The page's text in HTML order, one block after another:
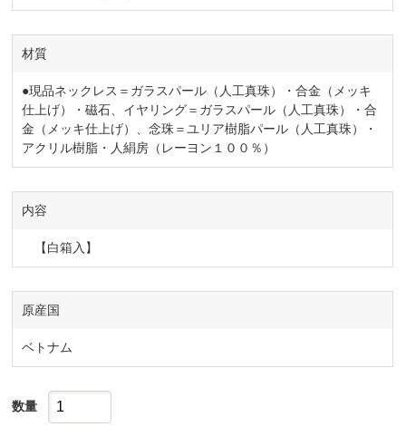
材質
●現品ネックレス＝ガラスパール（人工真珠）・合金（メッキ
仕上げ）・磁石、イヤリング＝ガラスパール（人工真珠）・合
金（メッキ仕上げ）、念珠＝ユリア樹脂パール（人工真珠）・
アクリル樹脂・人絹房（レーヨン１００％）
内容
【白箱入】
原産国
ベトナム
数量